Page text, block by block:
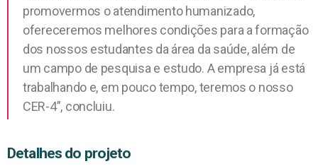
promovermos o atendimento humanizado,
ofereceremos melhores condições para a formação
dos nossos estudantes da área da saúde, além de
um campo de pesquisa e estudo. A empresa já está
trabalhando e, em pouco tempo, teremos o nosso
CER-4”, concluiu.
Detalhes do projeto